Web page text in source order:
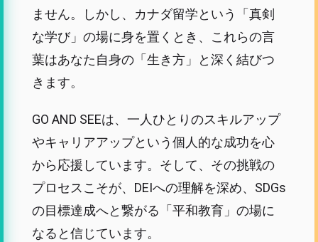
ません。しかし、カナダ留学という「真剣
な学び」の場に身を置くとき、これらの言
葉はあなた自身の「生き方」と深く結びつ
きます。
GO AND SEEは、一人ひとりのスキルアップ
やキャリアアップという個人的な成功を心
から応援しています。そして、その挑戦の
プロセスこそが、DEIへの理解を深め、SDGs
の目標達成へと繋がる「平和教育」の場に
なると信じています。